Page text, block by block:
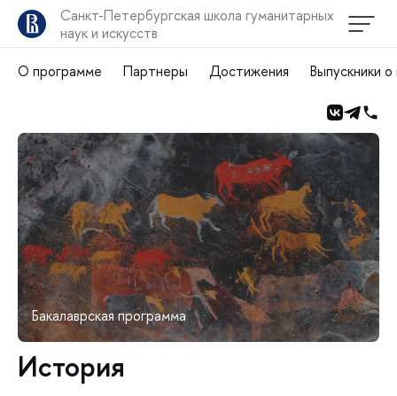
Санкт-Петербургская школа гуманитарных
наук и искусств
О программе
Партнеры Достижения Выпускники о
Бакалаврская программа
История